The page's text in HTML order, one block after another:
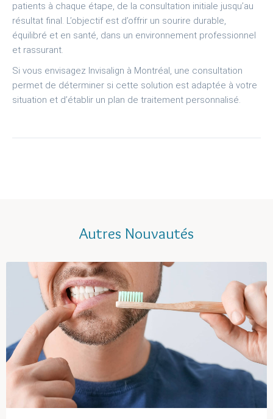
patients à chaque étape, de la consultation initiale jusqu’au
résultat final. L’objectif est d’offrir un sourire durable,
équilibré et en santé, dans un environnement professionnel
et rassurant.
Si vous envisagez Invisalign à Montréal, une consultation
permet de déterminer si cette solution est adaptée à votre
situation et d’établir un plan de traitement personnalisé.
Autres Nouvautés